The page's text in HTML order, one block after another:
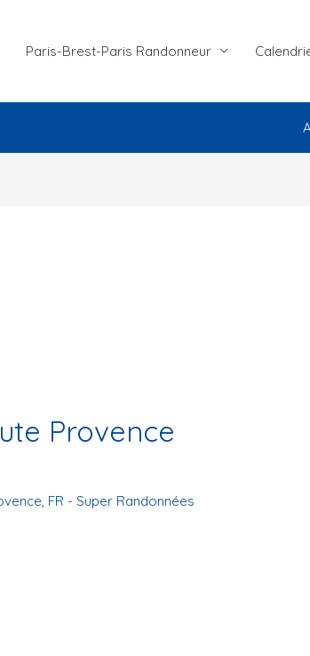
Paris-Brest-Paris Randonneur
Provence
, FR - Super Randonnées